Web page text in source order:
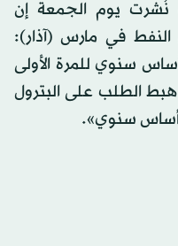
نُشرت يوم الجمعة إن
النفط في مارس (آذار):
سنوي للمرة الأولى
(أيلول) 2017... إذ هبط الطلب على البترول